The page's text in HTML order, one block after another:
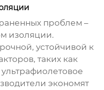
проблем –
изоляции.
устойчивой к
таких как
экономят